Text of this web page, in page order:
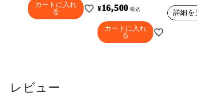
カートに入れ
る
¥16,500 税込
カートに入れ
る
詳細を見る
レビュー